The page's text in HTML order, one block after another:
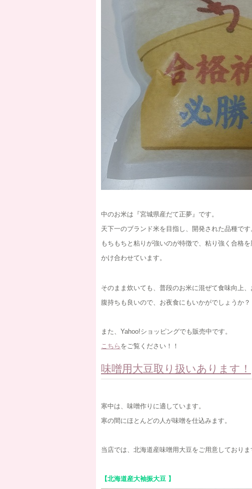
中のお米は『宮城県産だて正夢』です。
天下一のブランド米を目指し、開発された品種です
もちもちと粘りが強いのが特徴で、粘り強く合格
かけ合わせています。
そのまま炊いても、普段のお米に混ぜて食味向上
腹持ちも良いので、お夜食にもいかがでしょうか？
また、Yahoo!ショッピングでも販売中です。
こちら をご覧ください！！
味噌用大豆取り扱いあります！
寒中は、味噌作りに適しています。
寒の間にほとんどの人が味噌を仕込みます。
当店では、北海道産味噌用大豆をご用意しておりま
【北海道産大袖振大豆 】